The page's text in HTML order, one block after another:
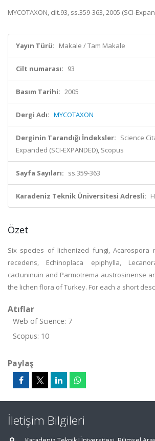
MYCOTAXON, cilt.93, ss.359-363, 2005 (SCI-
Yayın Türü: Makale / Tam Makale
Cilt numarası: 93
Basım Tarihi: 2005
Dergi Adı: MYCOTAXON
Derginin Tarandığı İndeksler: Science
Expanded (SCI-EXPANDED), Scopus
Sayfa Sayıları: ss.359-363
Karadeniz Teknik Üniversitesi Adresli:
Özet
Six species of lichenized fungi, Acarospora
recedens, Echinoplaca epiphylla,
cactuninuin and Parmotrema austrosinense
the lichen flora of Turkey. For each a short
Atıflar
Web of Science: 7
Scopus: 10
Paylaş
İletişim Bilgileri